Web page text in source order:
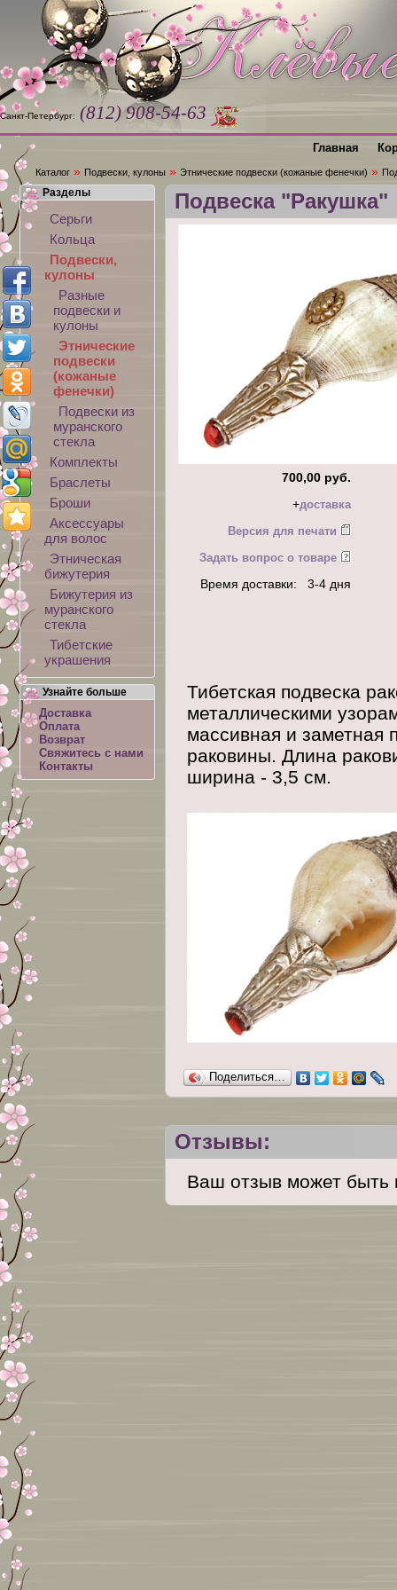
Санкт-Петербург: (812) 908-54-63
Главная
Каталог » Подвески, кулоны » Этнические подвески (кожаные фенечки) »
Подвеска "Ракушка"
700,00 руб.
+доставка
Версия для печати
Задать вопрос о товаре
Время доставки: 3-4 дня
Тибетская подвеска
металлическими
массивная и заметная
раковины. Длина
ширина - 3,5 см.
Поделиться…
Отзывы:
Ваш отзыв может быть
Разделы
Серьги
Кольца
Подвески,
кулоны
Разные
подвески и
кулоны
Этнические
подвески
(кожаные
фенечки)
Подвески из
муранского
стекла
Комплекты
Браслеты
Броши
Аксессуары
для волос
Этническая
бижутерия
Бижутерия из
муранского
стекла
Тибетские
украшения
Узнайте больше
Доставка
Оплата
Возврат
Свяжитесь с нами
Контакты